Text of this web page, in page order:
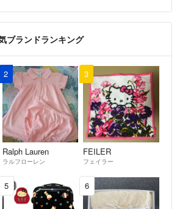
ブランドランキング
2
Ralph Lauren
ラルフローレン
3
FEILER
フェイラー
5 6